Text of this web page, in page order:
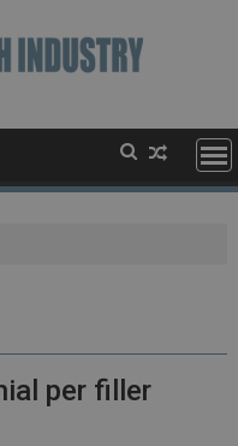
per filler